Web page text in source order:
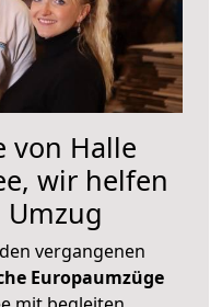
von Halle
wir helfen
vergangenen
Europaumzüge